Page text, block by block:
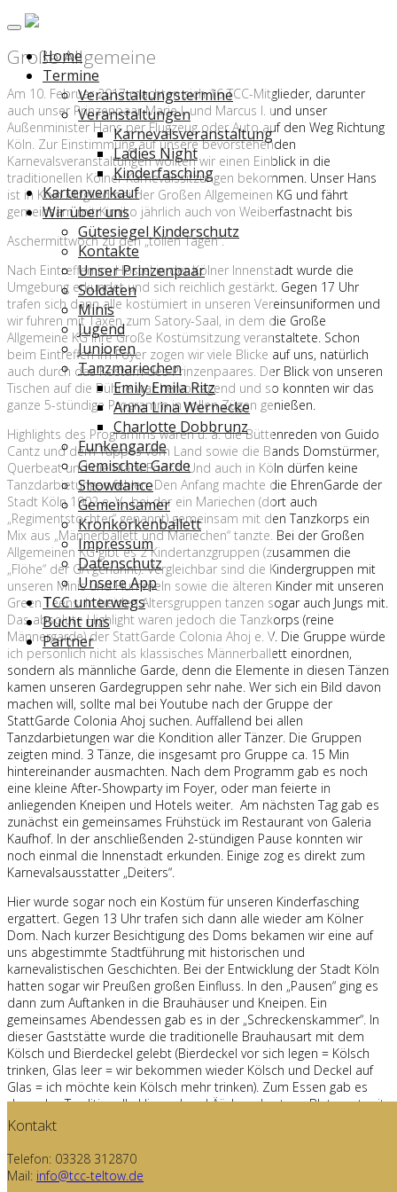
Home
Termine
Veranstaltungstermine
Veranstaltungen
Karnevalsveranstaltung
Ladies Night
Kinderfasching
Kartenverkauf
Wir über uns
Gütesiegel Kinderschutz
Kontakte
Unser Prinzenpaar
Soldaten
Minis
Jugend
Junioren
Tanzmariechen
Emily Emila Ritz
Anna Lina Wernecke
Charlotte Dobbrunz
Funkengarde
Gemischte Garde
Showdance
Gemeinsamer
Kronkorkenballett
Impressum
Datenschutz
Unsere App
TCC unterwegs
Bucht uns
Partner
Große Allgemeine
Am 10. Februar 2017 machten sich 16 TCC-Mitglieder, darunter
auch unser Prinzenpaar Marie I. und Marcus I. und unser
Außenminister Hans per Flugzeug oder Auto auf den Weg Richtung
Köln. Zur Einstimmung auf unsere bevorstehenden
Karnevalsveranstaltungen wollten wir einen Einblick in die
traditionellen Kölner Karnevalssitzungen bekommen. Unser Hans
ist in Köln Mitglied bei der Großen Allgemeinen KG und fährt
gemeinsam mit Kimiko jährlich auch von Weiberfastnacht bis
Aschermittwoch zu den „tollen Tagen“.
Nach Eintreffen im Hostel in der Kölner Innenstadt wurde die
Umgebung erkundet und sich reichlich gestärkt. Gegen 17 Uhr
trafen sich dann alle kostümiert in unseren Vereinsuniformen und
wir fuhren mit Taxen zum Satory-Saal, in dem die Große
Allgemeine KG ihre Große Kostümsitzung veranstaltete. Schon
beim Eintreffen im Foyer zogen wir viele Blicke auf uns, natürlich
auch durch das Kostüm des Prinzenpaares. Der Blick von unseren
Tischen auf die Bühne war hervorragend und so konnten wir das
ganze 5-stündige Programm in vollen Zügen genießen.
Highlights des Programms waren u. a. die Büttenreden von Guido
Cantz und dem Tuppes vom Land sowie die Bands Domstürmer,
Querbeat und die Bläck Fööss. Und auch in Köln dürfen keine
Tanzdarbietungen fehlen. Den Anfang machte die EhrenGarde der
Stadt Köln 1902 e. V., bei der ein Mariechen (dort auch
„Regimentstochter“ genannt) gemeinsam mit den Tanzkorps ein
Mix aus „Männerballett und Mariechen“ tanzte. Bei der Großen
Allgemeinen KG gibt es 2 Kindertanzgruppen (zusammen die
„Flöhe“ der GA genannt). Vergleichbar sind die Kindergruppen mit
unseren Minis und Hummeln sowie die älteren Kinder mit unseren
Green Teens. In beiden Altersgruppen tanzen sogar auch Jungs mit.
Das absolute Highlight waren jedoch die Tanzkorps (reine
Männergarde) der StattGarde Colonia Ahoj e. V. Die Gruppe würde
ich persönlich nicht als klassisches Männerballett einordnen,
sondern als männliche Garde, denn die Elemente in diesen Tänzen
kamen unseren Gardegruppen sehr nahe. Wer sich ein Bild davon
machen will, sollte mal bei Youtube nach der Gruppe der
StattGarde Colonia Ahoj suchen. Auffallend bei allen
Tanzdarbietungen war die Kondition aller Tänzer. Die Gruppen
zeigten mind. 3 Tänze, die insgesamt pro Gruppe ca. 15 Min
hintereinander ausmachten. Nach dem Programm gab es noch
eine kleine After-Showparty im Foyer, oder man feierte in
anliegenden Kneipen und Hotels weiter. Am nächsten Tag gab es
zunächst ein gemeinsames Frühstück im Restaurant von Galeria
Kaufhof. In der anschließenden 2-stündigen Pause konnten wir
noch einmal die Innenstadt erkunden. Einige zog es direkt zum
Karnevalsausstatter „Deiters“.
Hier wurde sogar noch ein Kostüm für unseren Kinderfasching
ergattert. Gegen 13 Uhr trafen sich dann alle wieder am Kölner
Dom. Nach kurzer Besichtigung des Doms bekamen wir eine auf
uns abgestimmte Stadtführung mit historischen und
karnevalistischen Geschichten. Bei der Entwicklung der Stadt Köln
hatten sogar wir Preußen großen Einfluss. In den „Pausen“ ging es
dann zum Auftanken in die Brauhäuser und Kneipen. Ein
gemeinsames Abendessen gab es in der „Schreckenskammer“. In
dieser Gaststätte wurde die traditionelle Brauhausart mit dem
Kölsch und Bierdeckel gelebt (Bierdeckel vor sich legen = Kölsch
trinken, Glas leer = wir bekommen wieder Kölsch und Deckel auf
Glas = ich möchte kein Kölsch mehr trinken). Zum Essen gab es
dann das Traditionelle Himmel und Ääd – gebratene Blutwurst mit
Kartoffelbrei (Erde) und Apfelmus (Himmel) - oder Schnitzel.
den weiteren Abend in einer Kneipe am „Alten Markt“. Die Übrigen
machten dann eine Kneipentour mit Hans und trafen dort einen
Bläserchor sowie in der letzten Kneipe einen Akkordeon-Spieler,
Kontakt
Telefon: 03328 312870
Mail: info@tcc-teltow.de